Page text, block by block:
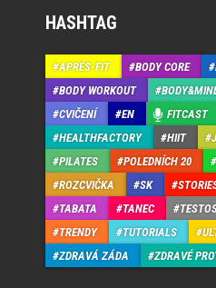
HASHTAG
APRÉS-FIT BODY CORE
BODY WORKOUT
CVIČENÍ
EN FITCAST
HEALTHFACTORY
HIIT
PILATES
POLEDNÍCH 20
ROZCVIČKA
SK
TABATA
TANEC
TRENDY
TUTORIALS
ZDRAVÁ ZÁDA
ZDRAVÉ